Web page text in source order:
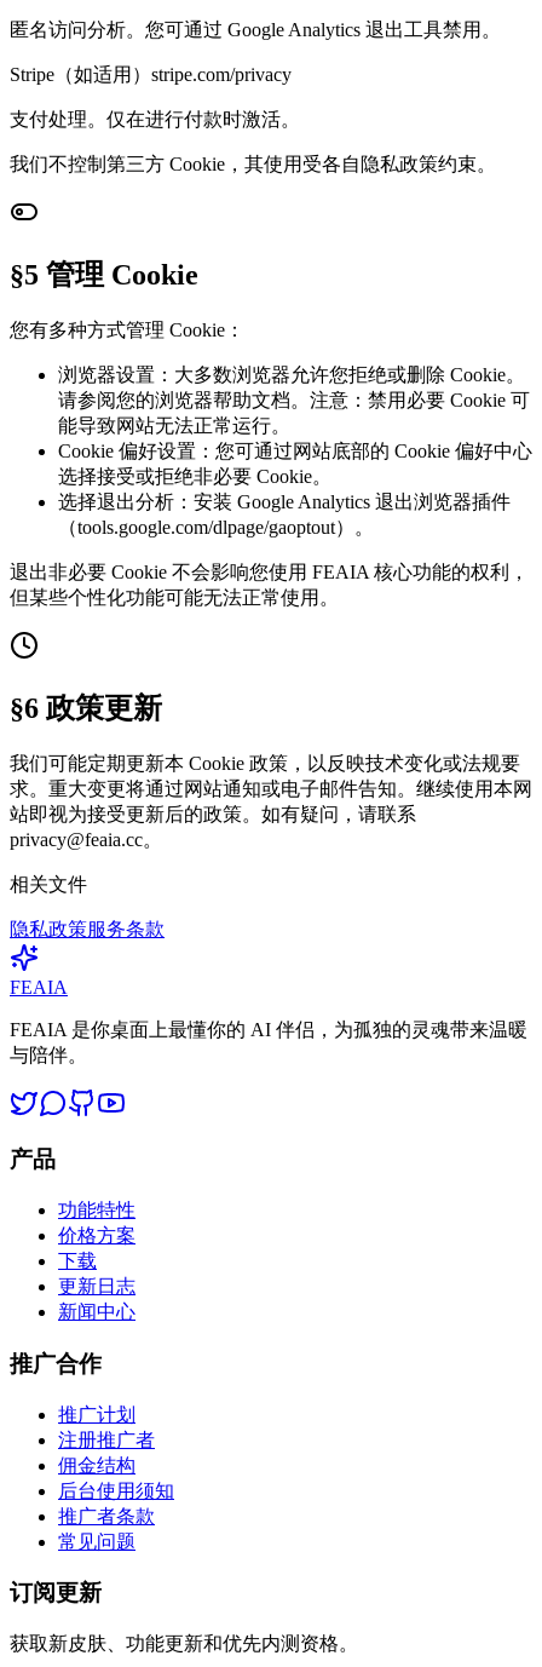
匿名访问分析。您可通过 Google Analytics 退出工具禁用。
Stripe（如适用） stripe.com/privacy
支付处理。仅在进行付款时激活。
我们不控制第三方 Cookie，其使用受各自隐私政策约束。
§5 管理 Cookie
您有多种方式管理 Cookie：
浏览器设置： 大多数浏览器允许您拒绝或删除 Cookie。
请参阅您的浏览器帮助文档。注意：禁用必要 Cookie 可
能导致网站无法正常运行。
Cookie 偏好设置： 您可通过网站底部的 Cookie 偏好中心
选择接受或拒绝非必要 Cookie。
选择退出分析： 安装 Google Analytics 退出浏览器插件
（tools.google.com/dlpage/gaoptout）。
退出非必要 Cookie 不会影响您使用 FEAIA 核心功能的权利，
但某些个性化功能可能无法正常使用。
§6 政策更新
我们可能定期更新本 Cookie 政策，以反映技术变化或法规要
求。重大变更将通过网站通知或电子邮件告知。继续使用本网
站即视为接受更新后的政策。如有疑问，请联系
privacy@feaia.cc。
相关文件
隐私政策服务条款
FEAIA
FEAIA 是你桌面上最懂你的 AI 伴侣，为孤独的灵魂带来温暖
与陪伴。
产品
功能特性
价格方案
下载
更新日志
新闻中心
推广合作
推广计划
注册推广者
佣金结构
后台使用须知
推广者条款
常见问题
订阅更新
获取新皮肤、功能更新和优先内测资格。